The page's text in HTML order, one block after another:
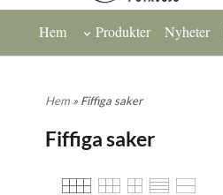
Hem Produkter Nyheter
Hem » Fiffiga saker
Fiffiga saker